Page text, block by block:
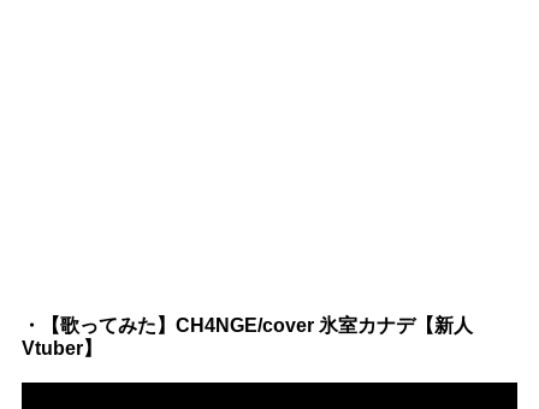
・【歌ってみた】CH4NGE/cover 氷室カナデ【新人
Vtuber】